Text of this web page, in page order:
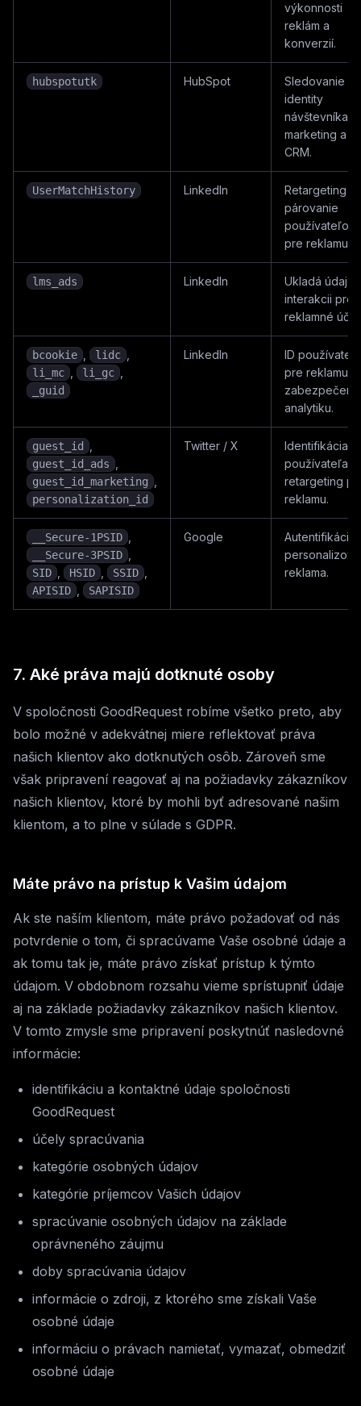
výkonnosti
reklám a
konverzií.
hubspotutk HubSpot
Sledovanie
identity
návštevníka
marketing a
CRM.
UserMatchHistory LinkedIn
Retargeting a
párovanie
používateľov
pre reklamu.
lms_ads LinkedIn
Ukladá údaje
interakcii pre
reklamné
bcookie lidc
li_mc li_gc
_guid
LinkedIn
ID používateľa
pre reklamu,
analytiku.
guest_id
guest_id_ads
guest_id_marketing
personalization_id
Twitter / X
Identifikácia
používateľa a
retargeting
reklamu.
__Secure-1PSID
__Secure-3PSID
SID HSID SSID
APISID SAPISID
Google
Autentifikácia
reklama.
7. Aké práva majú dotknuté osoby
V spoločnosti GoodRequest robíme všetko preto, aby
bolo možné v adekvátnej miere reflektovať práva
našich klientov ako dotknutých osôb. Zároveň sme
však pripravení reagovať aj na požiadavky zákazníkov
našich klientov, ktoré by mohli byť adresované našim
klientom, a to plne v súlade s GDPR.
Máte právo na prístup k Vašim údajom
Ak ste naším klientom, máte právo požadovať od nás
potvrdenie o tom, či spracúvame Vaše osobné údaje a
ak tomu tak je, máte právo získať prístup k týmto
údajom. V obdobnom rozsahu vieme sprístupniť údaje
aj na základe požiadavky zákazníkov našich klientov.
V tomto zmysle sme pripravení poskytnúť nasledovné
informácie:
identifikáciu a kontaktné údaje spoločnosti
GoodRequest
účely spracúvania
kategórie osobných údajov
kategórie príjemcov Vašich údajov
spracúvanie osobných údajov na základe
oprávneného záujmu
doby spracúvania údajov
informácie o zdroji, z ktorého sme získali Vaše
osobné údaje
informáciu o právach namietať, vymazať, obmedziť
osobné údaje